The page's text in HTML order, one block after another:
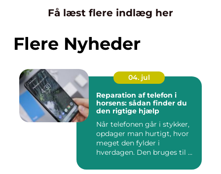
Få læst flere indlæg her
Flere Nyheder
04. jul
Reparation af telefon i
horsens: sådan finder du
den rigtige hjælp
Når telefonen går i stykker,
opdager man hurtigt, hvor
meget den fylder i
hverdagen. Den bruges til ...